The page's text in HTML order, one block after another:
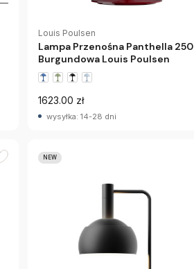
Louis Poulsen
Lampa Przenośna Panthella 250
Burgundowa Louis Poulsen
1623.00 zł
wysyłka: 14-28 dni
NEW